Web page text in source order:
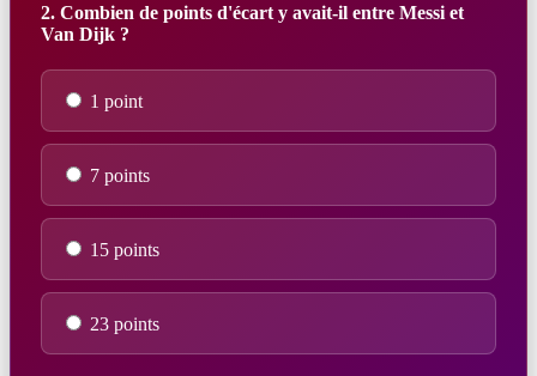
2. Combien de points d'écart y avait-il entre Messi et
Van Dijk ?
1 point
7 points
15 points
23 points